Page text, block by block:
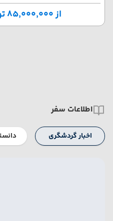
از ۸۵٬۰۰۰٬۰۰۰ تومان + ۳۵۰ دلار
اطلاعات سفر
اخبار گردشگری